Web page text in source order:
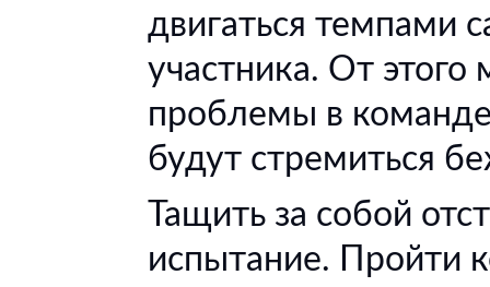
двигаться темпами
участника. От этого
проблемы в
будут стремиться
Тащить за собой
испытание. Пройти